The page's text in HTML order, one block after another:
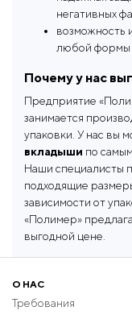
Если вам
Украине,в бочки и
предприятие
производстве
характеристики
подбирается в
растягивающих
на пакет при
оборудование
изображением
информационным
на одной стороне
При оптовой
негативных
возможность
любой формы
Почему у нас
Предприятие
занимается
упаковки. У нас вы
вкладыши по
Наши специалисты
подходящие
зависимости от
«Полимер»
выгодной цене.
О НАС
Требования